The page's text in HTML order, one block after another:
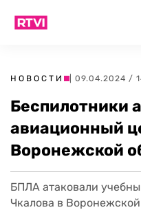
НОВОСТИ | 09.04.2024 /
Беспилотники
авиационный
Воронежской
БПЛА атаковали
Чкалова в